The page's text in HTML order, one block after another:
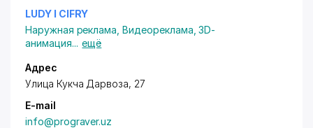
LUDY I CIFRY
Наружная реклама ,Видеореклама, 3D-
анимация... ещё
Адрес
Улица Кукча Дарвоза, 27
E-mail
info@prograver.uz